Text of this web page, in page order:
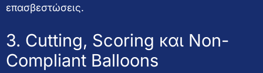
επασβεστώσεις.
3. Cutting, Scoring και Non-
Compliant Balloons